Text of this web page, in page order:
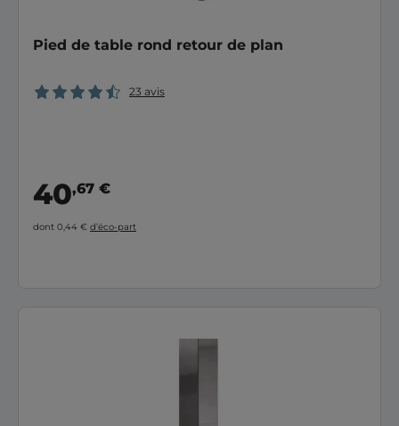
Pied de table rond retour de plan
23 avis
40,67 €
dont 0,44 € d’éco-part